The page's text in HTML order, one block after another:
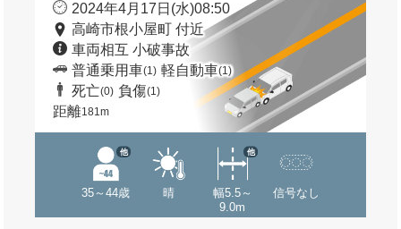
2024年4月17日(水)08:50
高崎市根小屋町 付近
車両相互 小破事故
普通乗用車(1) 軽自動車(1)
死亡(0) 負傷(1)
距離181m
35～44歳
他
晴
幅5.5～
9.0m
他
信号なし